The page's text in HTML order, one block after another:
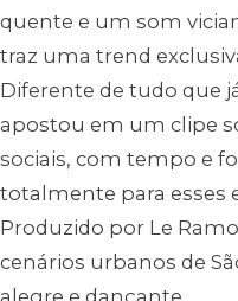
quente e um som
traz uma trend
Diferente de tudo que
apostou em um clipe
sociais, com tempo e
totalmente para esses
Produzido por Le
cenários urbanos de
alegre e dançante.